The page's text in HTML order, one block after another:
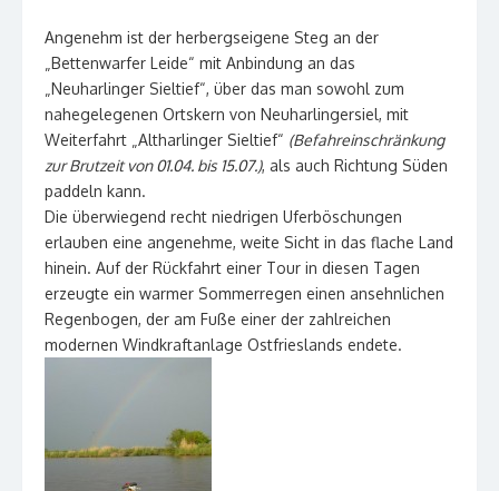
Angenehm ist der herbergseigene Steg an der
„Bettenwarfer Leide“ mit Anbindung an das
„Neuharlinger Sieltief“, über das man sowohl zum
nahegelegenen Ortskern von Neuharlingersiel, mit
Weiterfahrt „Altharlinger Sieltief“ (Befahreinschränkung
zur Brutzeit von 01.04. bis 15.07.), als auch Richtung Süden
paddeln kann.
Die überwiegend recht niedrigen Uferböschungen
erlauben eine angenehme, weite Sicht in das flache Land
hinein. Auf der Rückfahrt einer Tour in diesen Tagen
erzeugte ein warmer Sommerregen einen ansehnlichen
Regenbogen, der am Fuße einer der zahlreichen
modernen Windkraftanlage Ostfrieslands endete.